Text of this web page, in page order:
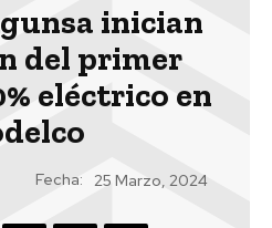
inician
del primer
eléctrico en
Fecha: 25 Marzo, 2024